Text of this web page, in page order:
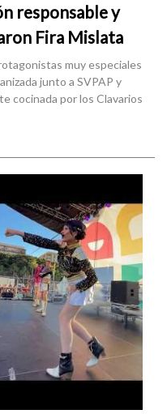
responsable y
Fira Mislata
muy especiales
junto a SVPAP y
cocinada por los Clavarios